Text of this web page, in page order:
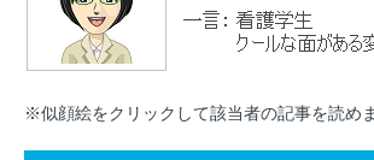
※似顔絵をクリックして該当者の記事を読め